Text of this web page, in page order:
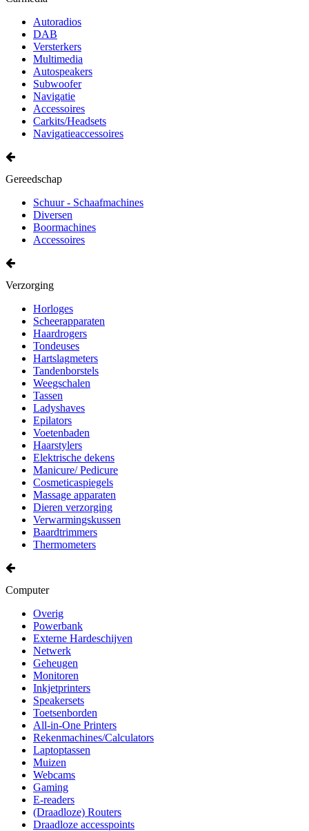
Autoradios
DAB
Versterkers
Multimedia
Autospeakers
Subwoofer
Navigatie
Accessoires
Carkits/Headsets
Navigatieaccessoires
Gereedschap
Schuur - Schaafmachines
Diversen
Boormachines
Accessoires
Verzorging
Horloges
Scheerapparaten
Haardrogers
Tondeuses
Hartslagmeters
Tandenborstels
Weegschalen
Tassen
Ladyshaves
Epilators
Voetenbaden
Haarstylers
Elektrische dekens
Manicure/ Pedicure
Cosmeticaspiegels
Massage apparaten
Dieren verzorging
Verwarmingskussen
Baardtrimmers
Thermometers
Computer
Overig
Powerbank
Externe Hardeschijven
Netwerk
Geheugen
Monitoren
Inkjetprinters
Speakersets
Toetsenborden
All-in-One Printers
Rekenmachines/Calculators
Laptoptassen
Muizen
Webcams
Gaming
E-readers
(Draadloze) Routers
Draadloze accesspoints